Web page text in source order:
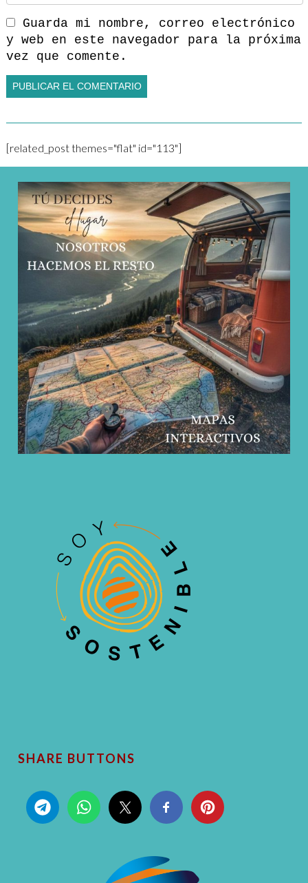
Guarda mi nombre, correo electrónico
y web en este navegador para la próxima
vez que comente.
[related_post themes="flat" id="113"]
SHARE BUTTONS